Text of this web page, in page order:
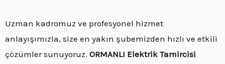
Uzman kadromuz ve profesyonel hizmet
anlayışımızla, size en yakın şubemizden hızlı ve etkili
çözümler sunuyoruz. ORMANLI Elektrik Tamircisi